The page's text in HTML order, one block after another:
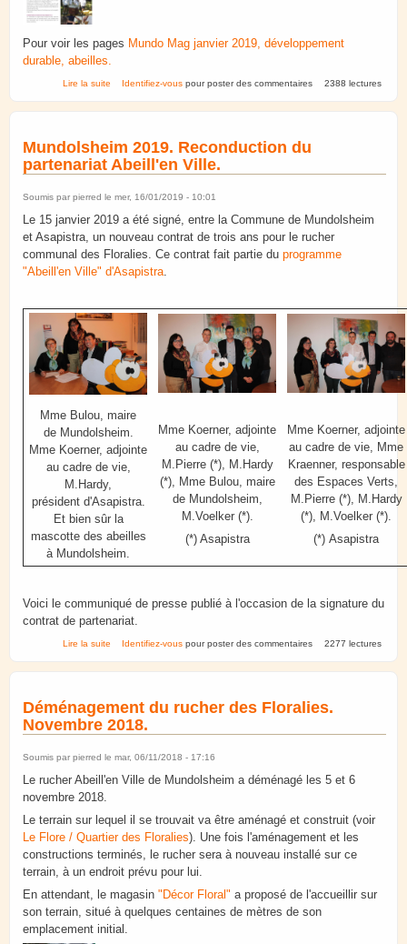
Pour voir les pages Mundo Mag janvier 2019, développement
durable, abeilles.
Lire la suite de 2018. Belle année pour les abeilles à Mundolsheim.
Identifiez-vous pour poster des commentaires 2388 lectures
Mundolsheim 2019. Reconduction du
partenariat Abeill'en Ville.
Soumis par pierred le mer, 16/01/2019 - 10:01
Le 15 janvier 2019 a été signé, entre la Commune de Mundolsheim
et Asapistra, un nouveau contrat de trois ans pour le rucher
communal des Floralies. Ce contrat fait partie du programme
"Abeill'en Ville" d'Asapistra.
Mme Bulou, maire
de Mundolsheim.
Mme Koerner, adjointe
au cadre de vie,
M.Hardy,
président d'Asapistra.
Et bien sûr la
mascotte des abeilles
à Mundolsheim.
Mme Koerner, adjointe
au cadre de vie,
M.Pierre (*), M.Hardy
(*), Mme Bulou, maire
de Mundolsheim,
M.Voelker (*).
(*) Asapistra
Mme Koerner, adjointe
au cadre de vie, Mme
Kraenner, responsable
des Espaces Verts,
M.Pierre (*), M.Hardy
(*), M.Voelker (*).
(*) Asapistra
Voici le communiqué de presse publié à l'occasion de la signature du
contrat de partenariat.
Lire la suite de Mundolsheim 2019. Reconduction du partenariat Abeill'en Ville.
Identifiez-vous pour poster des commentaires 2277 lectures
Déménagement du rucher des Floralies.
Novembre 2018.
Soumis par pierred le mar, 06/11/2018 - 17:16
Le rucher Abeill'en Ville de Mundolsheim a déménagé les 5 et 6
novembre 2018.
Le terrain sur lequel il se trouvait va être aménagé et construit (voir
Le Flore / Quartier des Floralies). Une fois l'aménagement et les
constructions terminés, le rucher sera à nouveau installé sur ce
terrain, à un endroit prévu pour lui.
En attendant, le magasin "Décor Floral" a proposé de l'accueillir sur
son terrain, situé à quelques centaines de mètres de son
emplacement initial.